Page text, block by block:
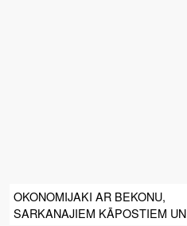
OKONOMIJAKI AR BEKONU,
SARKANAJIEM KĀPOSTIEM UN